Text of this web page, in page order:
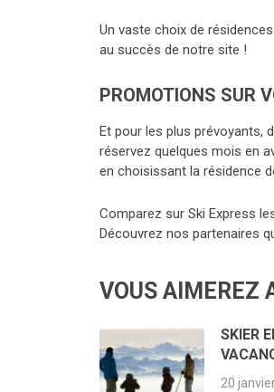
Un vaste choix de
au succès de notre site !
PROMOTIONS SUR
Et pour les plus prévoyants,
réservez quelques mois en
en choisissant la résidence
Comparez sur Ski Express
Découvrez nos partenaires
VOUS AIMEREZ
SKIER
20